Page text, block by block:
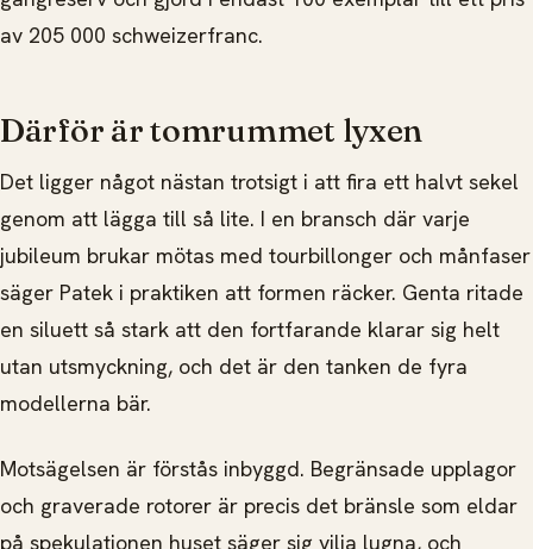
av 205 000 schweizerfranc.
Därför är tomrummet lyxen
Det ligger något nästan trotsigt i att fira ett halvt sekel
genom att lägga till så lite. I en bransch där varje
jubileum brukar mötas med tourbillonger och månfaser
säger Patek i praktiken att formen räcker. Genta ritade
en siluett så stark att den fortfarande klarar sig helt
utan utsmyckning, och det är den tanken de fyra
modellerna bär.
Motsägelsen är förstås inbyggd. Begränsade upplagor
och graverade rotorer är precis det bränsle som eldar
på spekulationen huset säger sig vilja lugna, och